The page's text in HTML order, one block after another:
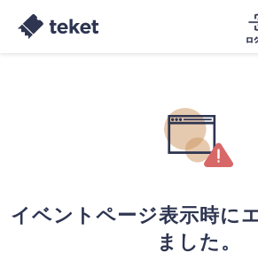
イベントページ表示時に
ました。